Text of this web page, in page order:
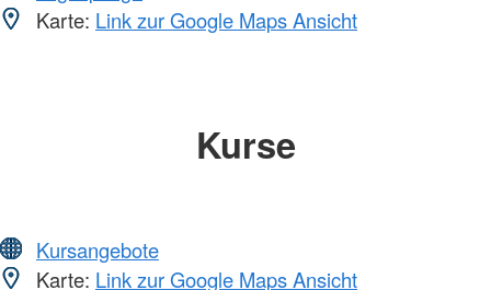
Karte: Link zur Google Maps Ansicht
Kurse
Kursangebote
Karte: Link zur Google Maps Ansicht